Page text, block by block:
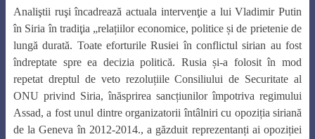
Analiştii ruşi încadrează actuala intervenţie a lui Vladimir Putin
în Siria în tradiţia „relațiilor economice, politice și de prietenie de
lungă durată. Toate eforturile Rusiei în conflictul sirian au fost
îndreptate spre ea decizia politică. Rusia și-a folosit în mod
repetat dreptul de veto rezoluțiile Consiliului de Securitate al
ONU privind Siria, înăsprirea sancțiunilor împotriva regimului
Assad, a fost unul dintre organizatorii întâlniri cu opoziția siriană
de la Geneva în 2012-2014., a găzduit reprezentanți ai opoziției